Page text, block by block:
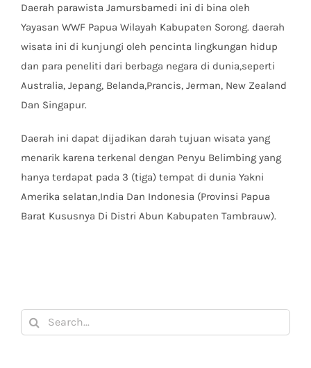
Daerah parawista Jamursbamedi ini di bina oleh
Yayasan WWF Papua Wilayah Kabupaten Sorong. daerah
wisata ini di kunjungi oleh pencinta lingkungan hidup
dan para peneliti dari berbaga negara di dunia,seperti
Australia, Jepang, Belanda,Prancis, Jerman, New Zealand
Dan Singapur.
Daerah ini dapat dijadikan darah tujuan wisata yang
menarik karena terkenal dengan Penyu Belimbing yang
hanya terdapat pada 3 (tiga) tempat di dunia Yakni
Amerika selatan,India Dan Indonesia (Provinsi Papua
Barat Kususnya Di Distri Abun Kabupaten Tambrauw).
Search
for: